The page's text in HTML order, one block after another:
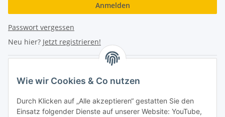
Anmelden
Passwort vergessen
Neu hier? Jetzt registrieren!
Hauptplatz 4
2870 Aspang
Wie wir Cookies & Co nutzen
Durch Klicken auf „Alle akzeptieren“ gestatten Sie den
Einsatz folgender Dienste auf unserer Website: YouTube,